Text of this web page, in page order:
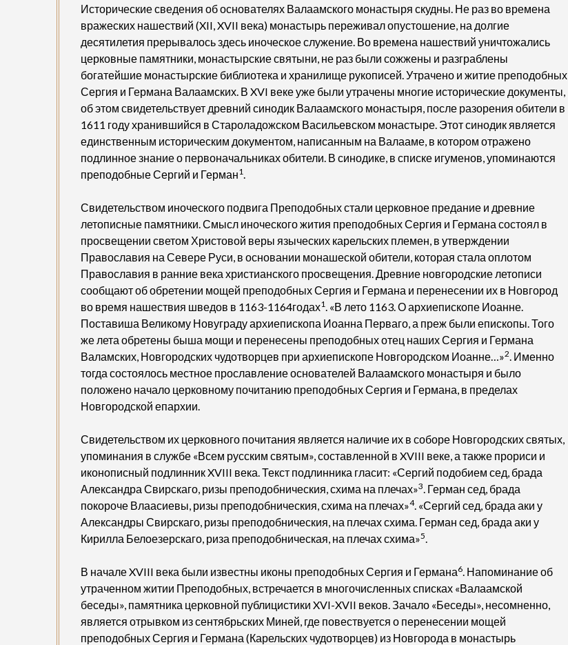
Исторические сведения об основателях Валаамского монастыря скудны. Не раз во времена
вражеских нашествий (XII, XVII века) монастырь переживал опустошение, на долгие
десятилетия прерывалось здесь иноческое служение. Во времена нашествий уничтожались
церковные памятники, монастырские святыни, не раз были сожжены и разграблены
богатейшие монастырские библиотека и хранилище рукописей. Утрачено и житие преподобных
Сергия и Германа Валаамских. В XVI веке уже были утрачены многие исторические документы,
об этом свидетельствует древний синодик Валаамского монастыря, после разорения обители в
1611 году хранившийся в Староладожском Васильевском монастыре. Этот синодик является
единственным историческим документом, написанным на Валааме, в котором отражено
подлинное знание о первоначальниках обители. В синодике, в списке игуменов, упоминаются
преподобные Сергий и Герман1
Свидетельством иноческого подвига Преподобных стали церковное предание и древние
летописные памятники. Смысл иноческого жития преподобных Сергия и Германа состоял в
просвещении светом Христовой веры языческих карельских племен, в утверждении
Православия на Севере Руси, в основании монашеской обители, которая стала оплотом
Православия в ранние века христианского просвещения. Древние новгородские летописи
сообщают об обретении мощей преподобных Сергия и Германа и перенесении их в Новгород
во время нашествия шведов в 1163-1164годах1 . «В лето 1163. О архиепископе Иоанне.
Поставиша Великому Новуграду архиепископа Иоанна Перваго, а преж были епископы. Того
же лета обретены быша мощи и перенесены преподобных отец наших Сергия и Германа
Валамских, Новгородских чудотворцев при архиепископе Новгородском Иоанне…»2 . Именно
тогда состоялось местное прославление основателей Валаамского монастыря и было
положено начало церковному почитанию преподобных Сергия и Германа, в пределах
Новгородской епархии.
Свидетельством их церковного почитания является наличие их в соборе Новгородских святых,
упоминания в службе «Всем русским святым», составленной в XVIII веке, а также прориси и
иконописный подлинник XVIII века. Текст подлинника гласит: «Сергий подобием сед, брада
Александра Свирскаго, ризы преподобническия, схима на плечах»3 . Герман сед, брада
покороче Влаасиевы, ризы преподобническия, схима на плечах»4. «Сергий сед, брада аки у
Александры Свирскаго, ризы преподобническия, на плечах схима. Герман сед, брада аки у
Кирилла Белоезерскаго, риза преподобническая, на плечах схима»5
В начале XVIII века были известны иконы преподобных Сергия и Германа6 . Напоминание об
утраченном житии Преподобных, встречается в многочисленных списках «Валаамской
беседы», памятника церковной публицистики XVI-XVII веков. Зачало «Беседы», несомненно,
является отрывком из сентябрьских Миней, где повествуется о перенесении мощей
преподобных Сергия и Германа (Карельских чудотворцев) из Новгорода в монастырь